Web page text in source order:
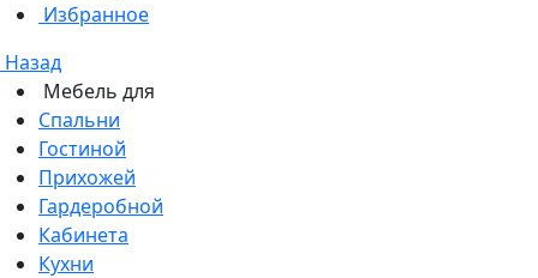
Избранное
Назад
Мебель для
Спальни
Гостиной
Прихожей
Гардеробной
Кабинета
Кухни